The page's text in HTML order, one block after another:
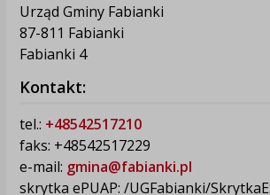
Urząd Gminy Fabianki
87-811 Fabianki
Fabianki 4
Kontakt:
tel.: +48542517210
faks: +48542517229
e-mail: gmina@fabianki.pl
skrytka ePUAP: /UGFabianki/